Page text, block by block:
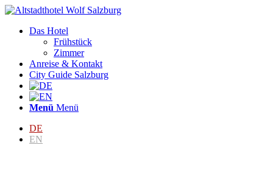
Das Hotel
Frühstück
Zimmer
Anreise & Kontakt
City Guide Salzburg
Menü Menü
DE
EN